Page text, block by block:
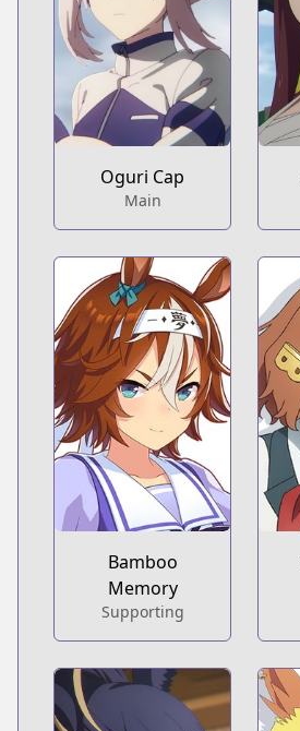
Oguri Cap
Main
Bamboo
Memory
Supporting